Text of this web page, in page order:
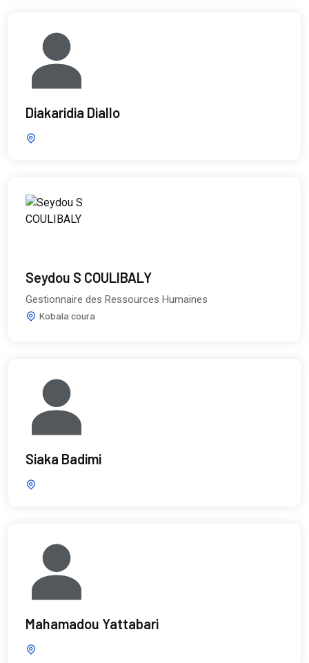
Diakaridia Diallo
Seydou S COULIBALY
Gestionnaire des Ressources Humaines
Kobala coura
Siaka Badimi
Mahamadou Yattabari